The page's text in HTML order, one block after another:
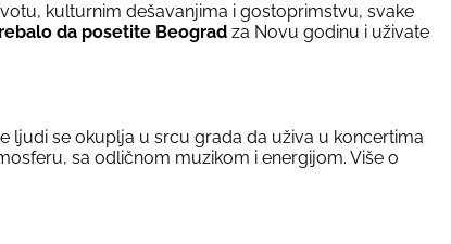
kulturnim dešavanjima i gostoprimstvu, svake
da posetite Beograd za Novu godinu i uživate
ljudi se okuplja u srcu grada da uživa u koncertima
sa odličnom muzikom i energijom. Više o